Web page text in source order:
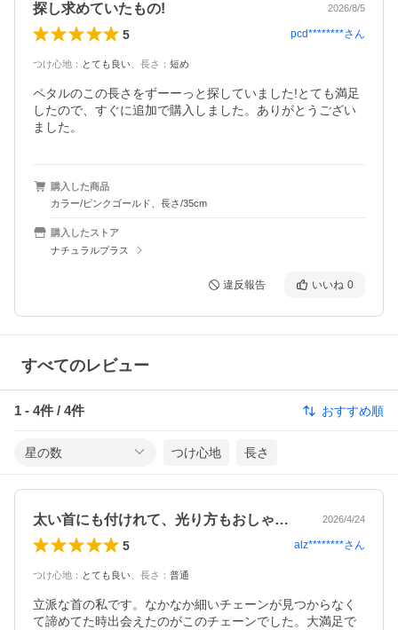
探し求めていたもの! 2026/8/5
5 pcd********さん
つけ心地 ： とても良い 長さ ： 短め
ペタルのこの長さをずーーっと探していました!とても満足
したので、すぐに追加で購入しました。ありがとうござい
ました。
購入した商品
カラー/ピンクゴールド、長さ/35cm
購入したストア
ナチュラルプラス
違反報告 いいね 0
すべてのレビュー
1 - 4件 / 4件 おすすめ順
星の数 つけ心地 長さ
太い首にも付けれて、光り方もおしゃれです 2026/4/24
5 alz********さん
つけ心地 ： とても良い 長さ ： 普通
立派な首の私です。なかなか細いチェーンが見つからなく
て諦めてた時出会えたのがこのチェーンでした。大満足で